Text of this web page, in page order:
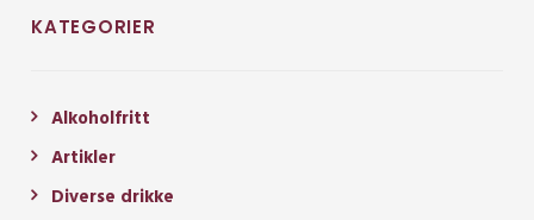
KATEGORIER
Alkoholfritt
Artikler
Diverse drikke